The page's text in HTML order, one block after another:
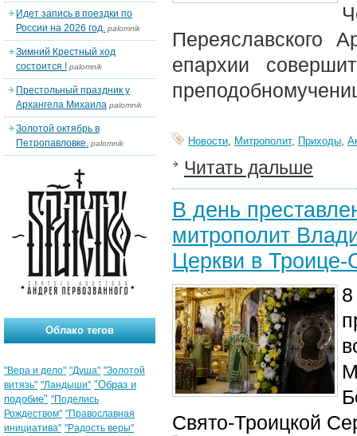
Переяславского
епархии
Новости, Митрополит, Приходы,
Читать дальше
В день
митрополит
Церкви в Троице-
Свято-Троицкой
Идет запись в поездки по
России на 2026 год. palomnik
Зимний Крестный ход
состоится ! palomnik
Престольный праздник у
Архангела Михаила palomnik
Золотой октябрь в
Петропавловке. palomnik
Облако тегов
"Вера и дело" "Душа" "Золотой
витязь" "Ландыши" "Образ и
подобие" "Поделись
Рождеством" "Православная
инициатива" "Радость веры"